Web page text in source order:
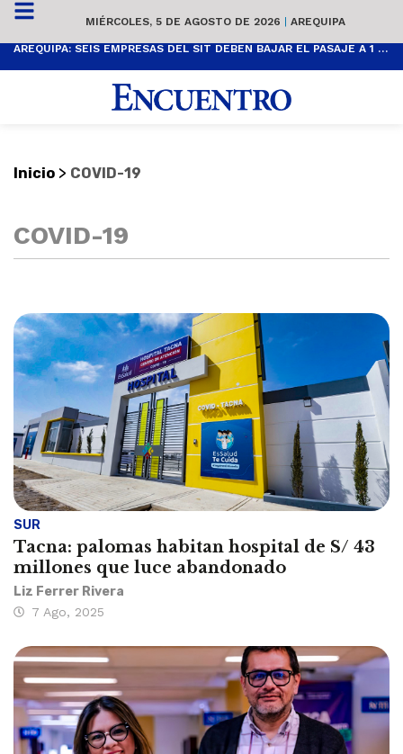
MIÉRCOLES, 5 DE AGOSTO DE 2026 | AREQUIPA
AREQUIPA: SEIS EMPRESAS DEL SIT DEBEN BAJAR EL PASAJE A 1 SOL
Inicio > COVID-19
COVID-19
SUR
Tacna: palomas habitan hospital de S/ 43
millones que luce abandonado
Liz Ferrer Rivera
7 Ago, 2025